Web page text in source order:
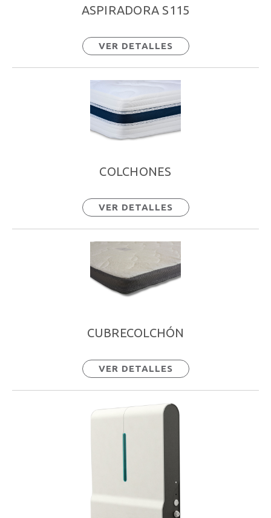
ASPIRADORA S115
VER DETALLES
COLCHONES
VER DETALLES
CUBRECOLCHÓN
VER DETALLES